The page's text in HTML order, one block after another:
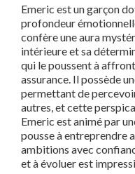
Emeric est un garçon
profondeur
confère une aura
intérieure et sa
qui le poussent à
assurance. Il possède
permettant de
autres, et cette
Emeric est animé par
pousse à entreprendre
ambitions avec
et à évoluer est